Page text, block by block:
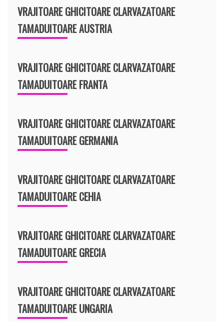
VRAJITOARE GHICITOARE CLARVAZATOARE
TAMADUITOARE AUSTRIA
VRAJITOARE GHICITOARE CLARVAZATOARE
TAMADUITOARE FRANTA
VRAJITOARE GHICITOARE CLARVAZATOARE
TAMADUITOARE GERMANIA
VRAJITOARE GHICITOARE CLARVAZATOARE
TAMADUITOARE CEHIA
VRAJITOARE GHICITOARE CLARVAZATOARE
TAMADUITOARE GRECIA
VRAJITOARE GHICITOARE CLARVAZATOARE
TAMADUITOARE UNGARIA